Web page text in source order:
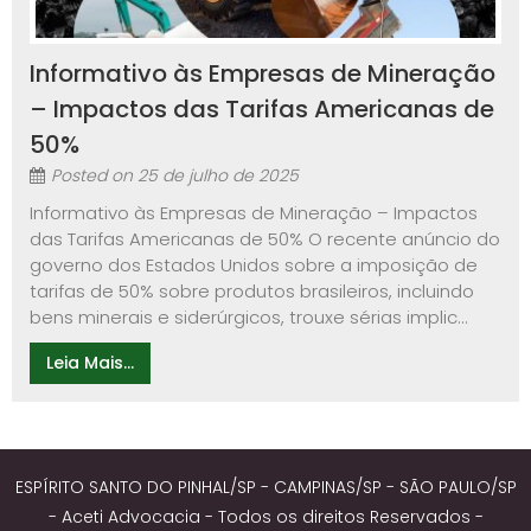
Informativo às Empresas de Mineração
– Impactos das Tarifas Americanas de
50%
Posted on 25 de julho de 2025
Informativo às Empresas de Mineração – Impactos
das Tarifas Americanas de 50% O recente anúncio do
governo dos Estados Unidos sobre a imposição de
tarifas de 50% sobre produtos brasileiros, incluindo
bens minerais e siderúrgicos, trouxe sérias implic...
Leia Mais...
ESPÍRITO SANTO DO PINHAL/SP - CAMPINAS/SP - SÃO PAULO/SP
- Aceti Advocacia - Todos os direitos Reservados -